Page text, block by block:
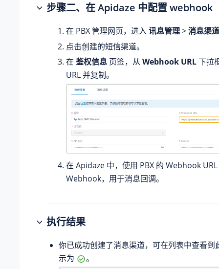
步骤二、在 Apidaze 中配置 webhook
在 PBX 管理网页，进入讯息管理>消息渠道
点击创建的短信渠道。
在 鉴权信息 页签， 从Webhook URL下拉
URL 并复制。
在 Apidaze 中，使用 PBX 的 Webhook
Webhook，用于消息回调。
执行结果
你已成功创建了消息渠道，可在列表中查看
示为
。